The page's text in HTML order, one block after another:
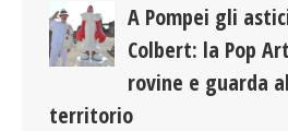
A Pompei gli
Colbert: la Pop
rovine e guarda
territorio